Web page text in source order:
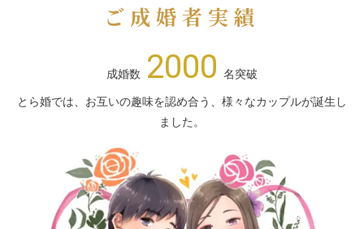
ご成婚者実績
成婚数 2000 名突破
とら婚では、お互いの趣味を認め合う、様々なカップルが誕生し
ました。